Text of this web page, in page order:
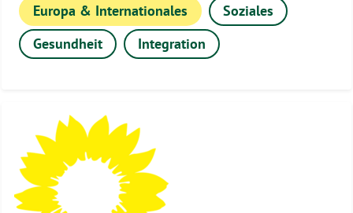
Europa & Internationales
Soziales
Gesundheit
Integration